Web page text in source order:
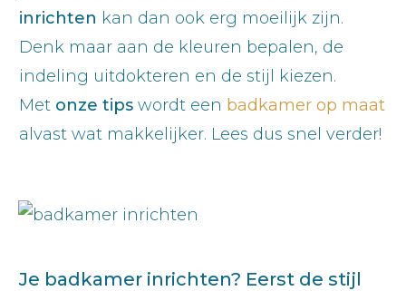
inrichten kan dan ook erg moeilijk zijn.
Denk maar aan de kleuren bepalen, de
indeling uitdokteren en de stijl kiezen.
Met onze tips wordt een badkamer op maat
alvast wat makkelijker. Lees dus snel verder!
Je badkamer inrichten? Eerst de stijl